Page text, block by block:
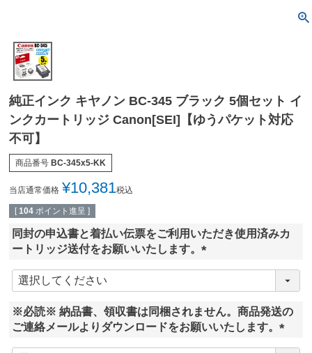
純正インク キヤノン BC-345 ブラック 5個セット イ
ンクカートリッジ Canon[SEI]【ゆうパケット対応
不可】
商品番号 BC-345x5-KK
当店通常価格 ¥10,381税込
[ 104 ポイント進呈 ]
同封の申込書と着払い伝票をご利用いただき使用済みカ
ートリッジ送付をお願いいたします。
(
)
※必読※ 納品書、領収書は同梱されません。商品発送の
ご連絡メールよりダウンロードをお願いいたします。
(